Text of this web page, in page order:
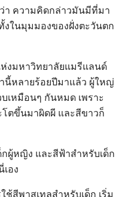
า ความคิดกล่าวมันมีที่มา
งในมุมมองของฝั่งตะวันตก
ห่งมหาวิทยาลัยแมรีแลนด์
หลายร้อยปีมาแล้ว ผู้ใหญ่
เหมือนๆ กันหมด เพราะ
โตขึ้นมาผิดผี และสีขาวก็
ผู้หญิง และสีฟ้าสำหรับเด็ก
อง
สีพาสเทลสำหรับเด็ก เริ่ม